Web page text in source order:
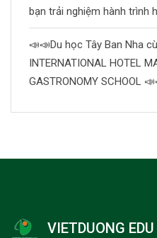
bạn trải nghiệm hành trình
📣📣Du học Tây Ban Nha
INTERNATIONAL HOTEL
GASTRONOMY SCHOOL 📣
VIETDUONG EDU